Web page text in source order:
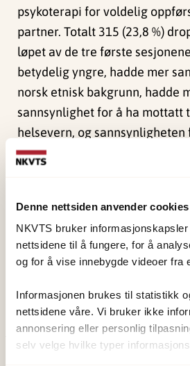
Denne nettsiden anvender cookies
NKVTS bruker
nettsidene til å fungere, for å
og for å vise innebygde videoer fra
Informasjonen brukes til statistikk
nettsidene våre. Vi bruker ikke
annonsering eller personlig
selv velge hvilke typer
psykoterapi for voldelig
partner. Totalt 315 (23,8 %)
løpet av de tre første
betydelig yngre, hadde mer
norsk etnisk bakgrunn, hadde
sannsynlighet for å ha mottatt
helsevern, og
behandlet av en terapeut
assosiert med tidlig frafall.
resultater var like. Klienter og
nytte av å koble arbeidsløse
ikke-norske klienter på behov
behandlingsmetoder for
Publisert:19. mars 2026